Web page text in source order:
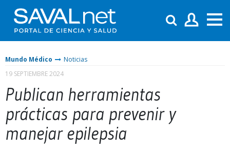
Mundo Médico
Noticias
19 SEPTIEMBRE 2024
Publican herramientas
prácticas para prevenir y
manejar epilepsia